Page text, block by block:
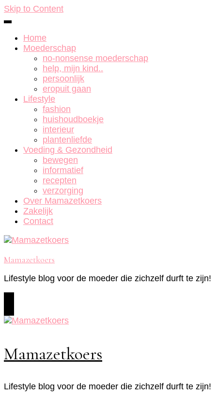
Skip to Content
Home
Moederschap
no-nonsense moederschap
help, mijn kind..
persoonlijk
eropuit gaan
Lifestyle
fashion
huishoudboekje
interieur
plantenliefde
Voeding & Gezondheid
bewegen
informatief
recepten
verzorging
Over Mamazetkoers
Zakelijk
Contact
Mamazetkoers
Lifestyle blog voor de moeder die zichzelf durft te zijn!
Mamazetkoers
Lifestyle blog voor de moeder die zichzelf durft te zijn!